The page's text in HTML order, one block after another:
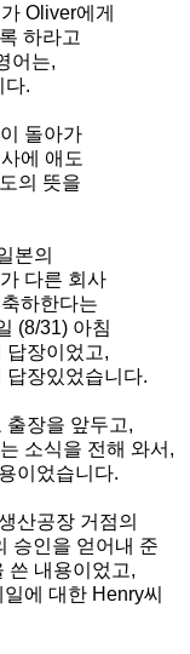
Oliver에게
하라고
어는,
다.
돌아가
에 애도
의 뜻을
본의
다른 회사
하한다는
(8/31) 아침
답장이었고,
답장있었습니다.
출장을 앞두고,
소식을 전해 와서,
이었습니다.
산공장 거점의
승인을 얻어내 준
쓴 내용이었고,
에 대한 Henry씨